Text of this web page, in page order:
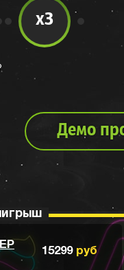
x3
Демо
15299 руб